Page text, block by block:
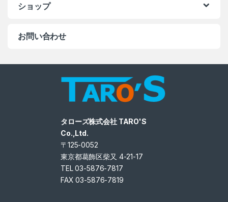
ショップ
お問い合わせ
タローズ株式会社 TARO'S
Co.,Ltd.
〒125-0052
東京都葛飾区柴又 4-21-17
TEL 03-5876-7817
FAX 03-5876-7819